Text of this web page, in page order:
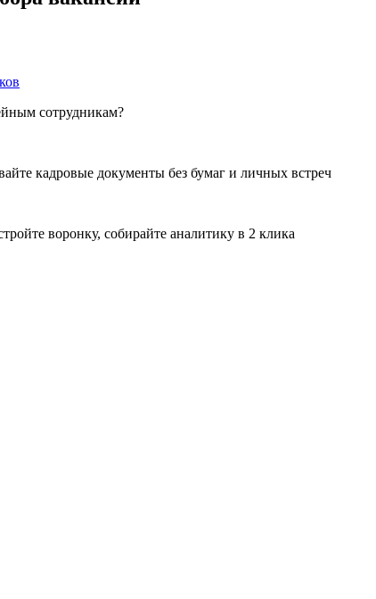
сотрудникам?
кадровые документы без бумаг и личных встреч
воронку, собирайте аналитику в 2 клика